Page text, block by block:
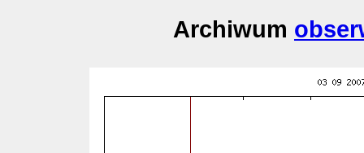
Archiwum